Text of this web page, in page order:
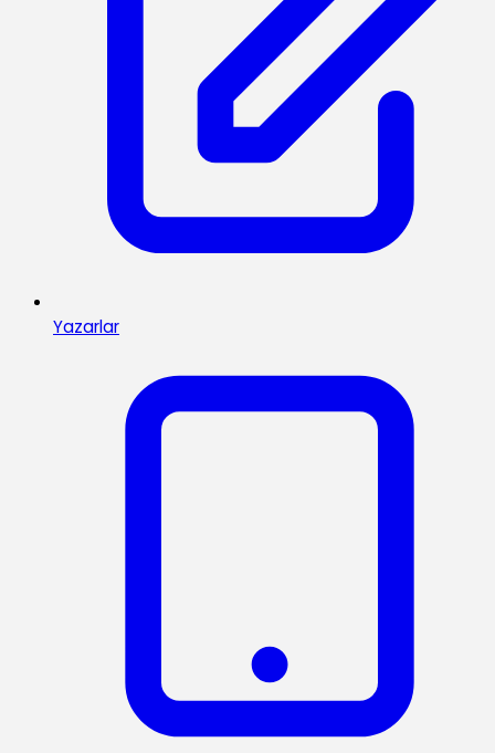
Yazarlar